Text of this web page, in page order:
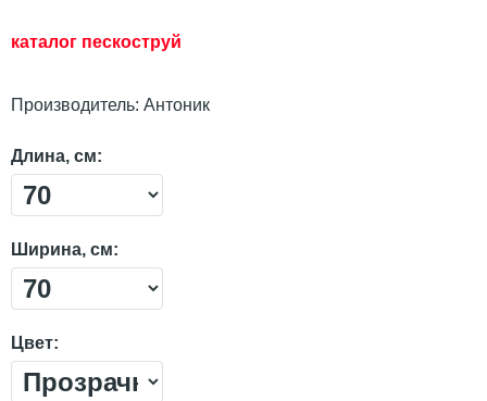
каталог пескоструй
Производитель: Антоник
Длина, см:
Ширина, см:
Цвет: